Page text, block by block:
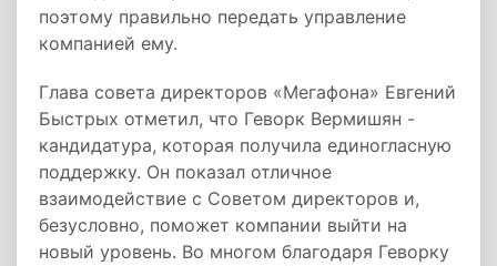
поэтому правильно передать управление
компанией ему.
Глава совета директоров «Мегафона» Евгений
Быстрых отметил, что Геворк Вермишян -
кандидатура, которая получила единогласную
поддержку. Он показал отличное
взаимодействие с Советом директоров и,
безусловно, поможет компании выйти на
новый уровень. Во многом благодаря Геворку